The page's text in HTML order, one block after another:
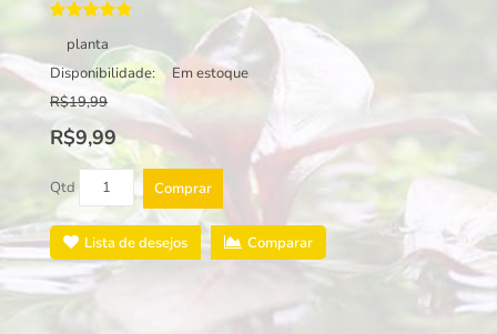
planta
Disponibilidade:
Em estoque
R$19,99
R$9,99
Qtd Comprar
Lista de desejos Comparar